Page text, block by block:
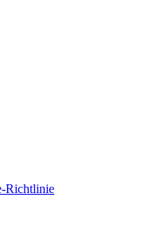
Richtlinie